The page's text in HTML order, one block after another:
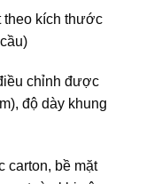
theo kích thước
chỉnh được
độ dày khung
carton, bề mặt